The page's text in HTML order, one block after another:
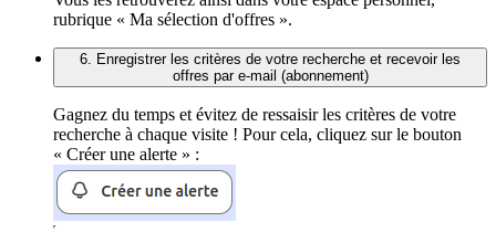
rubrique « Ma sélection d'offres ».
6. Enregistrer les critères de votre recherche et recevoir les
offres par e-mail (abonnement)
Gagnez du temps et évitez de ressaisir les critères de votre
recherche à chaque visite ! Pour cela, cliquez sur le bouton
« Créer une alerte » :